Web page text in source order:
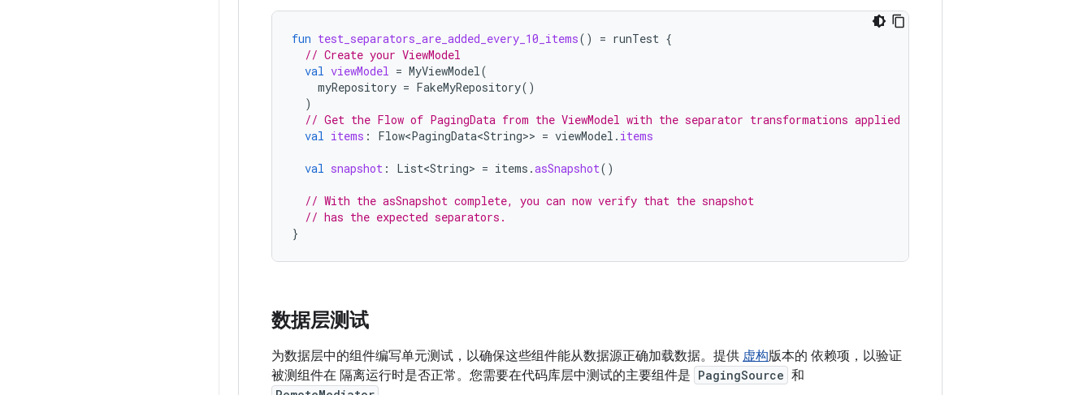
fun test_separators_are_added_every_10_items() = runTest {
// Create your ViewModel
val viewModel = MyViewModel(
myRepository = FakeMyRepository()
)
// Get the Flow of PagingData from the ViewModel with the separator transformations applied
val items : Flow<PagingData<String>> = viewModel . items
val snapshot : List<String> = items .asSnapshot()
// With the asSnapshot complete, you can now verify that the snapshot
// has the expected separators.
}
数据层测试
为数据层中的组件编写单元测试，以确保这些组件能从数据源正确加载数据。提供 虚构版本的 依赖项，以验证
被测组件在 隔离运行时是否正常。您需要在代码库层中测试的主要组件是 PagingSource 和